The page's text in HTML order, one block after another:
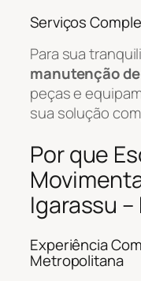
Serviços
Para sua
manutenção
peças e
sua solução
Por que
Igarassu –
Experiência
Metropolitana